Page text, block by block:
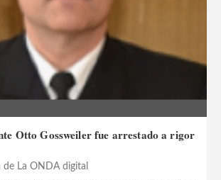
Otto Gossweiler fue arrestado a rigor
de La ONDA digital